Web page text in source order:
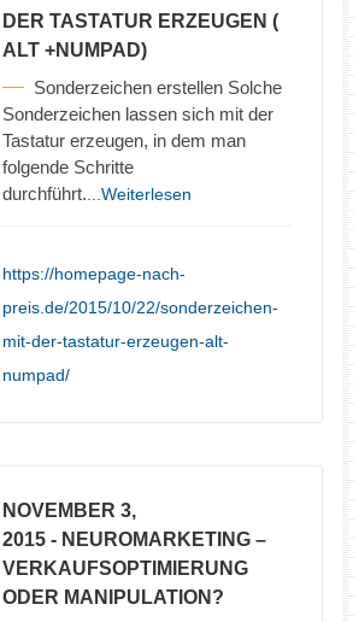
DER TASTATUR ERZEUGEN (
ALT +NUMPAD)
Sonderzeichen erstellen Solche
Sonderzeichen lassen sich mit der
Tastatur erzeugen, in dem man
folgende Schritte
durchführt. ...Weiterlesen
https://homepage-nach-
preis.de/2015/10/22/sonderzeichen-
mit-der-tastatur-erzeugen-alt-
numpad/
NOVEMBER 3,
2015 - NEUROMARKETING –
VERKAUFSOPTIMIERUNG
ODER MANIPULATION?